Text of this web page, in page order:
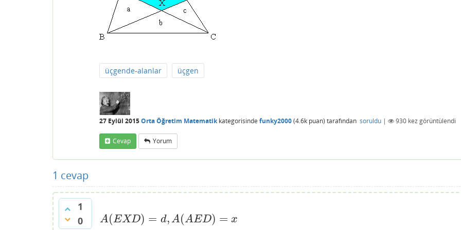
üçgende-alanlar üçgen
27 Eylül 2015Orta Öğretim Matematikkategorisinde funky2000(4.6k puan) tarafından soruldu | 930 kez görüntülendi
Cevap Yorum
1 cevap
1
0
A(EXD) = d, A(AED) = x
A(EX D) =d,A(AED)=x